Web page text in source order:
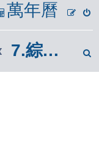
萬年曆
7.綜合版